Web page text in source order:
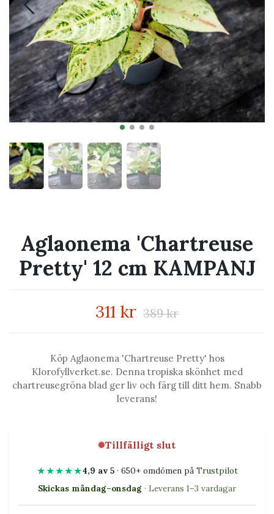
Aglaonema 'Chartreuse
Pretty' 12 cm KAMPANJ
311 kr 389 kr
Köp Aglaonema 'Chartreuse Pretty' hos
Klorofyllverket.se. Denna tropiska skönhet med
chartreusegröna blad ger liv och färg till ditt hem. Snabb
leverans!
Tillfälligt slut
★★★★★4,9 av 5· 650+ omdömen på Trustpilot
Skickas måndag–onsdag · Leverans 1–3 vardagar